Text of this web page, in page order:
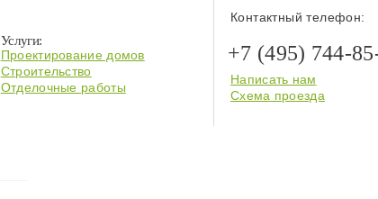
Услуги:
Проектирование домов
Строительство
Отделочные работы
Контактный телефон:
+7 (495) 744-
Написать нам
Схема проезда